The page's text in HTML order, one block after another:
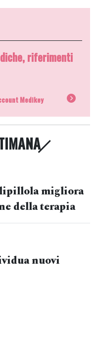
riferimenti
Medikey
migliora
della terapia
nuovi